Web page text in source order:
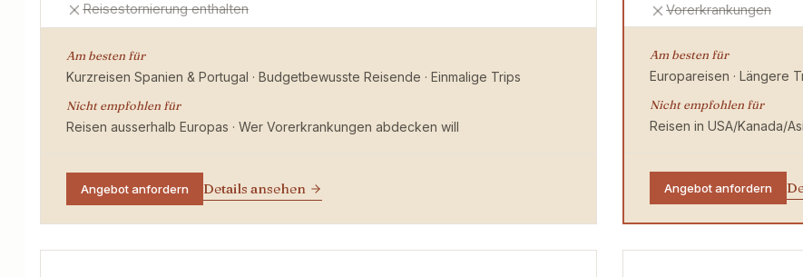
Reisestornierung enthalten
Am besten für
Kurzreisen Spanien & Portugal · Budgetbewusste Reisende · Einmalige Trips
Nicht empfohlen für
Reisen ausserhalb Europas · Wer Vorerkrankungen abdecken will
Angebot anfordern Details ansehen
Vorerkrankungen
Am besten für
Europareisen · Längere
Nicht empfohlen für
Reisen in USA/Kanada/
Angebot anfordern